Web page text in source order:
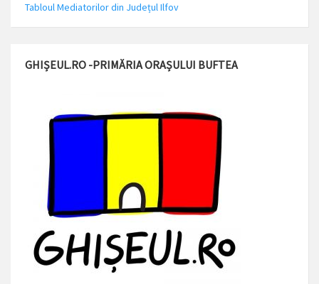
Tabloul Mediatorilor din Județul Ilfov
GHIȘEUL.RO -PRIMĂRIA ORAȘULUI BUFTEA